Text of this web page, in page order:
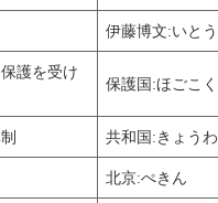
伊藤博文:いと
護を受け
保護国:ほごこく
共和国:きょう
北京:ぺきん